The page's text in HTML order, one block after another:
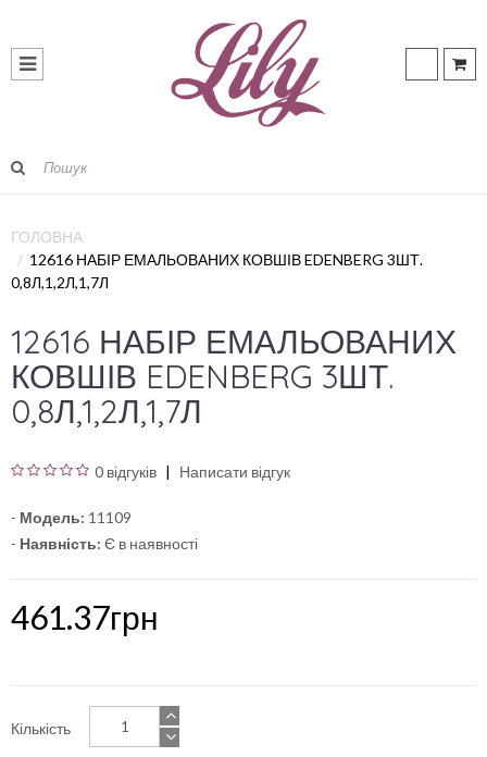
ГОЛОВНА
12616 НАБІР ЕМАЛЬОВАНИХ КОВШІВ EDENBERG 3ШТ.
0,8Л,1,2Л,1,7Л
12616 НАБІР ЕМАЛЬОВАНИХ
КОВШІВ EDENBERG 3ШТ.
0,8Л,1,2Л,1,7Л
0 відгуків Написати відгук
- Модель: 11109
- Наявність: Є в наявності
461.37грн
Кількість